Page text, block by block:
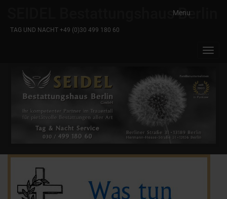
SEIDEL Bestattungshaus Berlin
TAG UND NACHT +49 (0)30 499 180 60
Menu